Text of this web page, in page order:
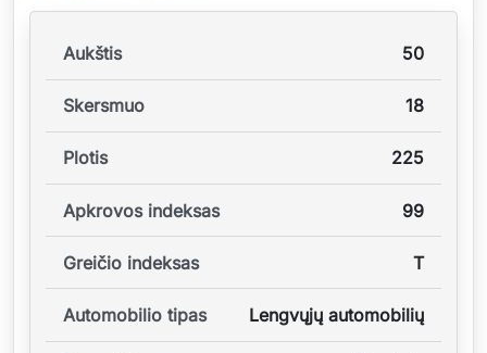
Aukštis 50
Skersmuo 18
Plotis 225
Apkrovos indeksas 99
Greičio indeksas T
Automobilio tipas Lengvųjų automobilių